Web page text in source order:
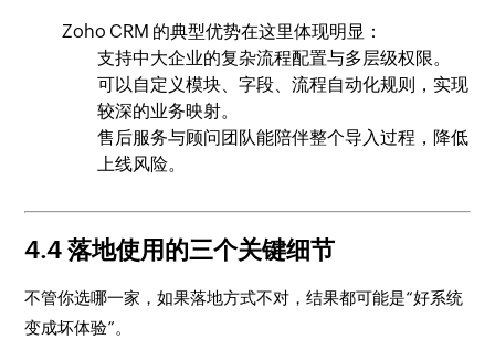
Zoho CRM 的典型优势在这里体现明显：
支持中大企业的复杂流程配置与多层级权限。
可以自定义模块、字段、流程自动化规则，实现
较深的业务映射。
售后服务与顾问团队能陪伴整个导入过程，降低
上线风险。
4.4 落地使用的三个关键细节
不管你选哪一家，如果落地方式不对，结果都可能是“好系统
变成坏体验”。